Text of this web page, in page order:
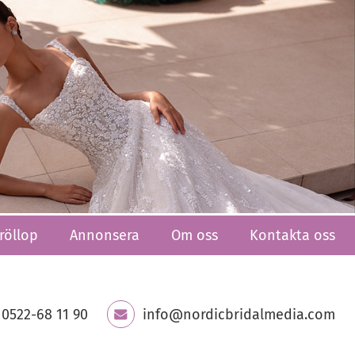
Annonsera Om oss Kontakta oss
0522-68 11 90 info@nordicbridalmedia.com